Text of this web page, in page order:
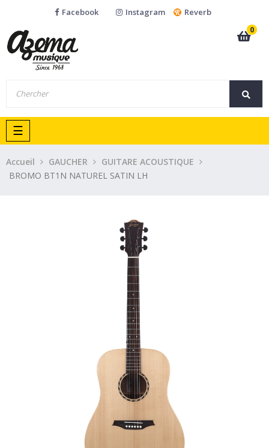
Facebook Instagram
Reverb
0
Basculer
la
navigation
☰
Accueil GAUCHER
GUITARE ACOUSTIQUE
BROMO BT1N NATUREL SATIN LH